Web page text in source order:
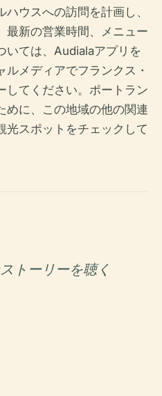
ウスへの訪問を計画し、
最新の営業時間、メニュー
いては、Audialaアプリを
メディアでフランクス・
してください。ポートラン
めに、この地域の他の関連
光スポットをチェックして
トーリーを聴く